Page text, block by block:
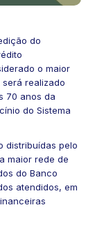
do
o maior
realizado
70 anos da
do Sistema
distribuídas pelo
maior rede de
do Banco
atendidos, em